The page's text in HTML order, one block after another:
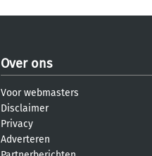
Over ons
Voor webmasters
Disclaimer
Privacy
Adverteren